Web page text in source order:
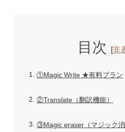
目次 [非
1 ①Magic Write ★有料プラン
2 ②Translate（翻訳機能）
3 ③Magic eraser（マジック